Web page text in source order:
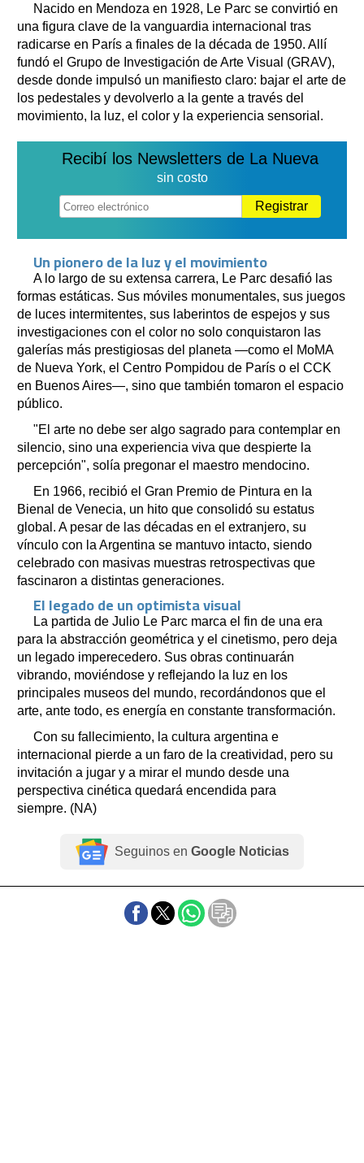
Nacido en Mendoza en 1928, Le Parc se convirtió en
una figura clave de la vanguardia internacional tras
radicarse en París a finales de la década de 1950. Allí
fundó el Grupo de Investigación de Arte Visual (GRAV),
desde donde impulsó un manifiesto claro: bajar el arte de
los pedestales y devolverlo a la gente a través del
movimiento, la luz, el color y la experiencia sensorial.
Recibí los Newsletters de La Nueva
sin costo
Registrar
Un pionero de la luz y el movimiento
A lo largo de su extensa carrera, Le Parc desafió las
formas estáticas. Sus móviles monumentales, sus juegos
de luces intermitentes, sus laberintos de espejos y sus
investigaciones con el color no solo conquistaron las
galerías más prestigiosas del planeta —como el MoMA
de Nueva York, el Centro Pompidou de París o el CCK
en Buenos Aires—, sino que también tomaron el espacio
público.
"El arte no debe ser algo sagrado para contemplar en
silencio, sino una experiencia viva que despierte la
percepción", solía pregonar el maestro mendocino.
En 1966, recibió el Gran Premio de Pintura en la
Bienal de Venecia, un hito que consolidó su estatus
global. A pesar de las décadas en el extranjero, su
vínculo con la Argentina se mantuvo intacto, siendo
celebrado con masivas muestras retrospectivas que
fascinaron a distintas generaciones.
El legado de un optimista visual
La partida de Julio Le Parc marca el fin de una era
para la abstracción geométrica y el cinetismo, pero deja
un legado imperecedero. Sus obras continuarán
vibrando, moviéndose y reflejando la luz en los
principales museos del mundo, recordándonos que el
arte, ante todo, es energía en constante transformación.
Con su fallecimiento, la cultura argentina e
internacional pierde a un faro de la creatividad, pero su
invitación a jugar y a mirar el mundo desde una
perspectiva cinética quedará encendida para
siempre. (NA)
Seguinos en Google Noticias